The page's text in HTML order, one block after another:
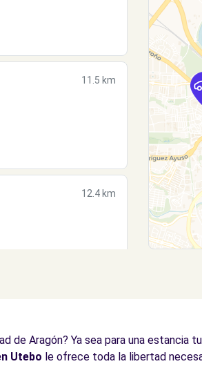
11.5 km
12.4 km
de Aragón? Ya sea para una estancia
Utebo le ofrece toda la libertad